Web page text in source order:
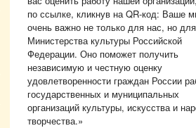
по ссылке, кликнув на QR-код: Ваше
очень важно не только для нас, но для
Министерства культуры Российской
Федерации. Оно поможет получить
независимую и честную оценку
удовлетворенности граждан России
государственных и муниципальных
организаций культуры, искусства и
творчества.»